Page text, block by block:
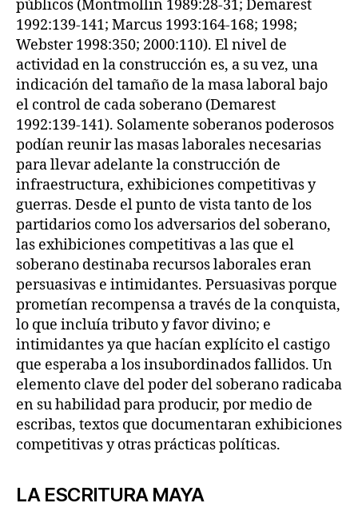
públicos (Montmollin 1989:28-31; Demarest
1992:139-141; Marcus 1993:164-168; 1998;
Webster 1998:350; 2000:110). El nivel de
actividad en la construcción es, a su vez, una
indicación del tamaño de la masa laboral bajo
el control de cada soberano (Demarest
1992:139-141). Solamente soberanos poderosos
podían reunir las masas laborales necesarias
para llevar adelante la construcción de
infraestructura, exhibiciones competitivas y
guerras. Desde el punto de vista tanto de los
partidarios como los adversarios del soberano,
las exhibiciones competitivas a las que el
soberano destinaba recursos laborales eran
persuasivas e intimidantes. Persuasivas porque
prometían recompensa a través de la conquista,
lo que incluía tributo y favor divino; e
intimidantes ya que hacían explícito el castigo
que esperaba a los insubordinados fallidos. Un
elemento clave del poder del soberano radicaba
en su habilidad para producir, por medio de
escribas, textos que documentaran exhibiciones
competitivas y otras prácticas políticas.
LA ESCRITURA MAYA